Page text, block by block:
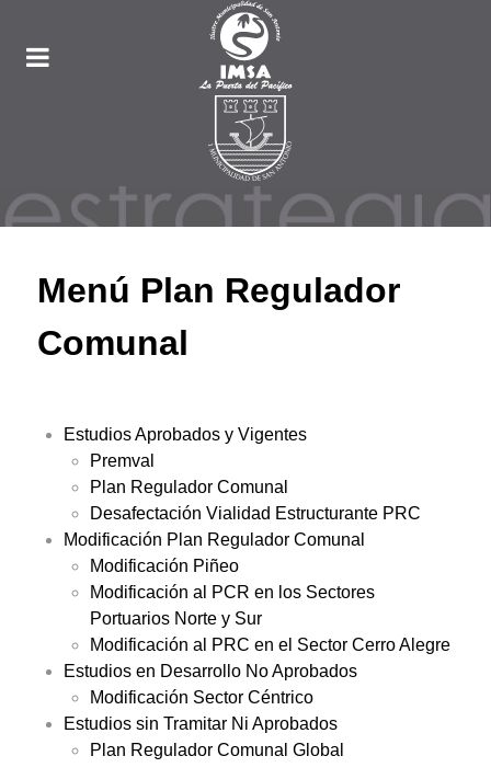
Menú Plan Regulador
Comunal
Estudios Aprobados y Vigentes
Premval
Plan Regulador Comunal
Desafectación Vialidad Estructurante PRC
Modificación Plan Regulador Comunal
Modificación Piñeo
Modificación al PCR en los Sectores
Portuarios Norte y Sur
Modificación al PRC en el Sector Cerro Alegre
Estudios en Desarrollo No Aprobados
Modificación Sector Céntrico
Estudios sin Tramitar Ni Aprobados
Plan Regulador Comunal Global